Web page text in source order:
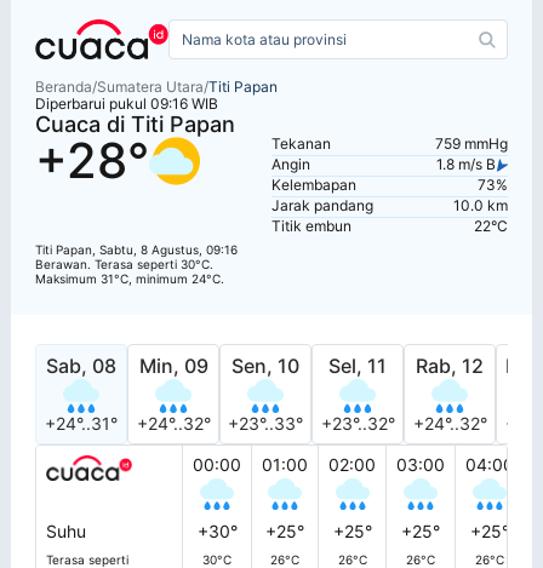
Beranda/Sumatera Utara/Titi Papan
Diperbarui pukul 09:16 WIB
Cuaca di Titi Papan
+28°
Titi Papan, Sabtu, 8 Agustus, 09:16
Berawan. Terasa seperti 30°C.
Maksimum 31°C, minimum 24°C.
Tekanan
759 mmHg
Angin
1.8 m/s B
Kelembapan
73%
Jarak pandang
10.0 km
Titik embun
22°C
Sab, 08
+24°..31°
Min, 09
+24°..32°
Sen, 10
+23°..33°
Sel, 11
+23°..32°
Rab, 12
+24°..32°
00:00
01:00 02:00 03:00 04:00
Suhu +30° +25° +25° +25° +25°
Terasa seperti 30°C 26°C 26°C 26°C
26°C